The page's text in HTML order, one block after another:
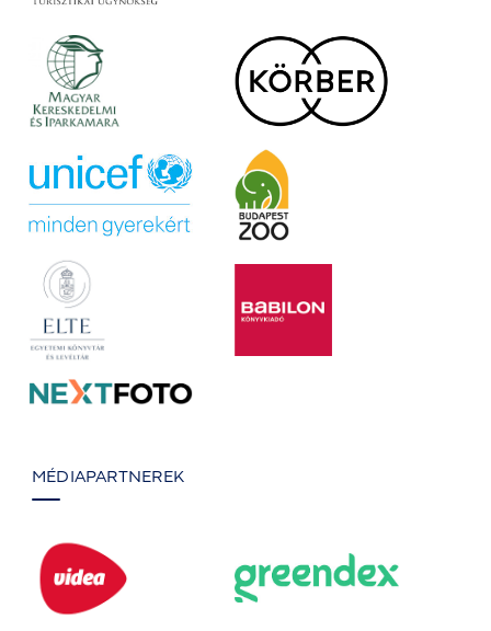
MÉDIAPARTNEREK